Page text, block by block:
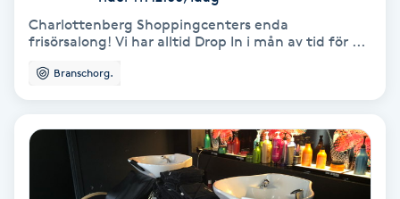
Blowout
Brynformning
Charlottenberg Shoppingcenters enda
frisörsalong! Vi har alltid Drop In i mån av tid för ...
Branschorg.